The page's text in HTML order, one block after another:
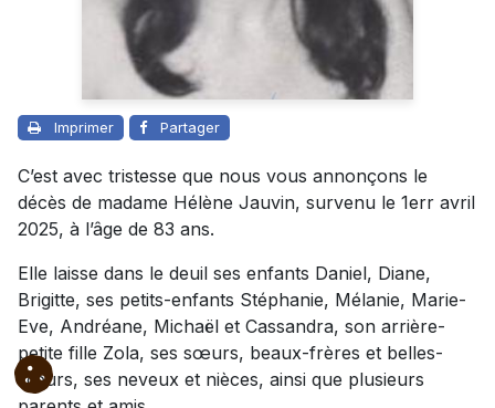
Imprimer Partager
C’est avec tristesse que nous vous annonçons le
décès de madame Hélène Jauvin, survenu le 1err avril
2025, à l’âge de 83 ans.
Elle laisse dans le deuil ses enfants Daniel, Diane,
Brigitte, ses petits-enfants Stéphanie, Mélanie, Marie-
Eve, Andréane, Michaël et Cassandra, son arrière-
petite fille Zola, ses sœurs, beaux-frères et belles-
sœurs, ses neveux et nièces, ainsi que plusieurs